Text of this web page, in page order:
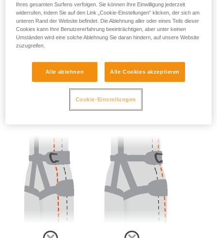
Ihres gesamten Surfens verfolgen. Sie können Ihre Einwilligung jederzeit
widerrufen, indem Sie auf den Link „Cookie-Einstellungen“ klicken, der sich am
unteren Rand der Website befindet. Die Ablehnung aller oder eines Teils dieser
Cookies kann Ihre Benutzererfahrung beeinträchtigen, aber unter keinen
Umständen wird eine solche Ablehnung Sie daran hindern, auf unsere Website
zuzugreifen.
Alle ablehnen Alle Cookies akzeptieren
Cookie-Einstellungen